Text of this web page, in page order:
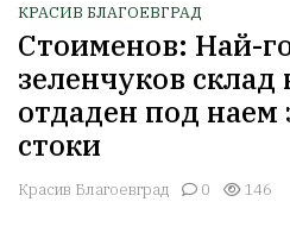
КРАСИВ БЛАГОЕВГРАД
Стоименов: Най-
зеленчуков склад
отдаден под наем
стоки
Красив Благоевград 0 146